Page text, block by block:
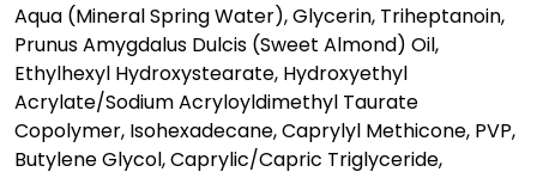
Aqua (Mineral Spring Water), Glycerin, Triheptanoin,
Prunus Amygdalus Dulcis (Sweet Almond) Oil,
Ethylhexyl Hydroxystearate, Hydroxyethyl
Acrylate/Sodium Acryloyldimethyl Taurate
Copolymer, Isohexadecane, Caprylyl Methicone, PVP,
Butylene Glycol, Caprylic/Capric Triglyceride,